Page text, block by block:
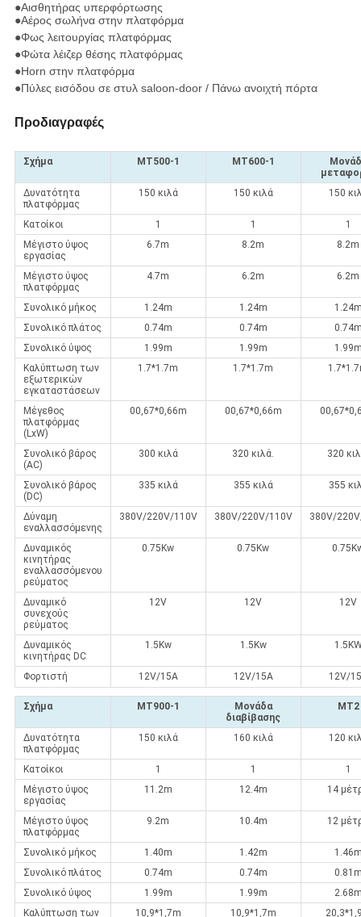
●Αισθητήρας υπερφόρτωσης
●Αέρος σωλήνα στην πλατφόρμα
●Φως λειτουργίας πλατφόρμας
●Φώτα λέιζερ θέσης πλατφόρμας
●Horn στην πλατφόρμα
●Πύλες εισόδου σε στυλ saloon-door / Πάνω ανοιχτή πόρτα
Προδιαγραφές
Σχήμα MT500-1 MT600-1
Δυνατότητα
πλατφόρμας
150 κιλά 150 κιλά 150
Κατοίκοι 1 1
1
Μέγιστο ύψος
εργασίας
6.7m 8.2m 8.2m
Μέγιστο ύψος
πλατφόρμας
4.7m 6.2m 6.2m
Συνολικό μήκος 1.24m 1.24m
Συνολικό πλάτος
0.74m 0.74m
Συνολικό ύψος
1.99m 1.99m
Καλύπτωση των
εξωτερικών
εγκαταστάσεων
1.7*1.7m 1.7*1.7m
Μέγεθος
πλατφόρμας
(LxW)
00,67*0,66m 00,67*0,66m
Συνολικό βάρος
(AC)
300 κιλά 320 κιλά. 320
Συνολικό βάρος
(DC)
335 κιλά 355 κιλά 355
Δύναμη
εναλλασσόμενης
380V/220V/110V 380V/220V/110V 380V/
Δυναμικός
κινητήρας
εναλλασσόμενου
ρεύματος
0.75Kw 0.75Kw
Δυναμικό
συνεχούς
ρεύματος
12V 12V 12V
Δυναμικός
κινητήρας DC
1.5Kw 1.5Kw
Φορτιστή 12V/15A 12V/15A 12V/
Σχήμα MT900-1
Μονάδα
διαβίβασης
ΜΤ2
Δυνατότητα
πλατφόρμας
150 κιλά 160 κιλά 120
Κατοίκοι 1 1
1
Μέγιστο ύψος
εργασίας
11.2m 12.4m 14
Μέγιστο ύψος
πλατφόρμας
9.2m 10.4m 12
Συνολικό μήκος 1.40m 1.42m
Συνολικό πλάτος
0.74m 0.74m
Συνολικό ύψος
1.99m 1.99m
Καλύπτωση των
10,9*1,7m 10,9*1,7m